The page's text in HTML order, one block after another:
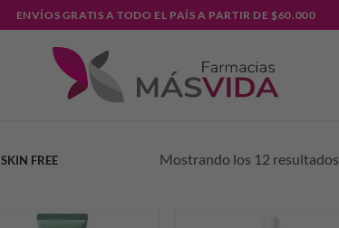
ENVÍOS GRATIS A TODO EL PAÍS A PARTIR DE $60.000
SKIN FREE Mostrando los 12 resultados